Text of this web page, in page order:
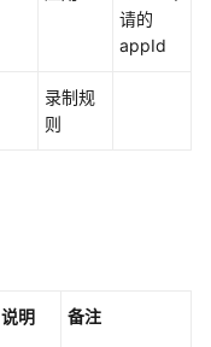
请的
appId
录制规
则
说明 备注